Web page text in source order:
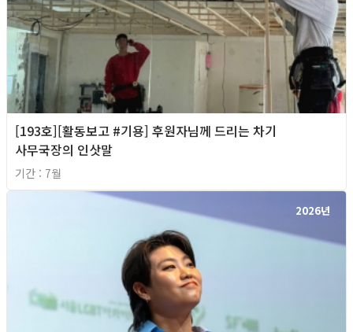
[193호][활동보고 #기용] 후원자님께 드리는 차기
사무국장의 인삿말
기간 : 7월
2026년